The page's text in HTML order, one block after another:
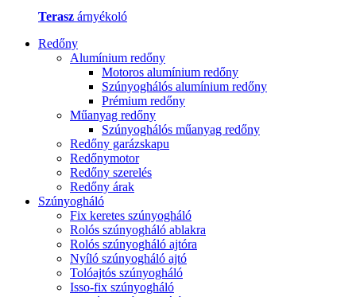
Terasz árnyékoló
Redőny
Alumínium redőny
Motoros alumínium redőny
Szúnyoghálós alumínium redőny
Prémium redőny
Műanyag redőny
Szúnyoghálós műanyag redőny
Redőny garázskapu
Redőnymotor
Redőny szerelés
Redőny árak
Szúnyogháló
Fix keretes szúnyogháló
Rolós szúnyogháló ablakra
Rolós szúnyogháló ajtóra
Nyíló szúnyogháló ajtó
Tolóajtós szúnyogháló
Isso-fix szúnyogháló